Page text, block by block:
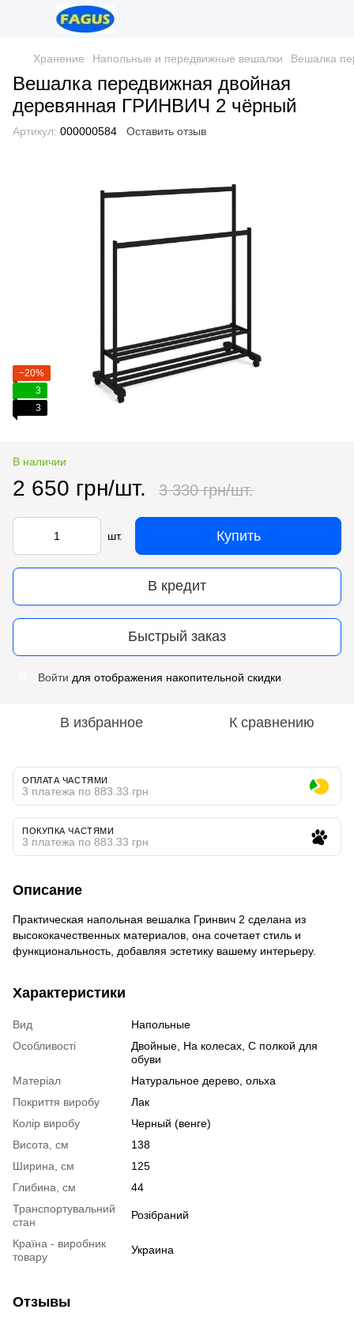
Хранение Напольные и передвижные вешалки Вешалка
Вешалка передвижная двойная
деревянная ГРИНВИЧ 2 чёрный
Артикул: 000000584 Оставить отзыв
−20%
3
3
В наличии
2 650 грн/шт. 3 330 грн/шт.
шт. Купить
В кредит
Быстрый заказ
Войти для отображения накопительной скидки
В избранное К сравнению
ОПЛАТА ЧАСТЯМИ
3 платежа по 883.33 грн
ПОКУПКА ЧАСТЯМИ
3 платежа по 883.33 грн
Описание
Практическая напольная вешалка Гринвич 2 сделана из
высококачественных материалов, она сочетает стиль и
функциональность, добавляя эстетику вашему интерьеру.
Характеристики
Вид
Напольные
Особливості
Двойные, На колесах, С полкой для
обуви
Матеріал
Натуральное дерево, ольха
Покриття виробу
Лак
Колір виробу
Черный (венге)
Висота, см
138
Ширина, см
125
Глибина, см
44
Транспортувальний
стан
Розібраний
Країна - виробник
товару
Украина
Отзывы